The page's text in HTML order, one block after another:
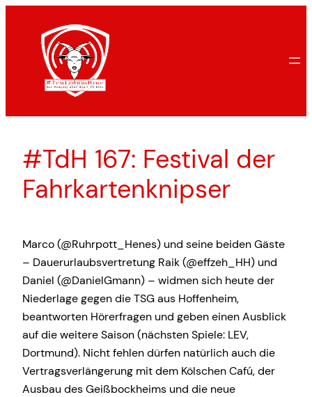
springen
#TdH 167: Festival der
Fahrkartenknipser
Marco (@Ruhrpott_Henes) und seine beiden Gäste
– Dauerurlaubsvertretung Raik (@effzeh_HH) und
Daniel (@DanielGmann) – widmen sich heute der
Niederlage gegen die TSG aus Hoffenheim,
beantworten Hörerfragen und geben einen Ausblick
auf die weitere Saison (nächsten Spiele: LEV,
Dortmund). Nicht fehlen dürfen natürlich auch die
Vertragsverlängerung mit dem Kölschen Cafú, der
Ausbau des Geißbockheims und die neue